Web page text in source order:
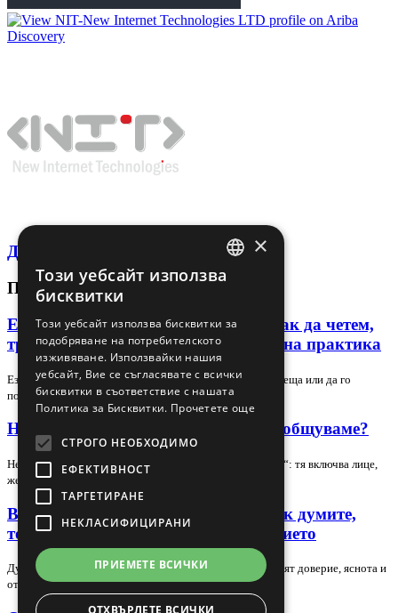
Декларация за поверителност
ПОСЛЕДНИ СТАТИИ
Език на тялото в лидера и екипа: как да четем,
тренираме и използваме сигналите на практика
Езикът на тялото може да подсили доверието в една среща или да го
подкопае за секунди, но само ако го…
Невербална комуникация – как да общуваме?
Невербалната комуникация е повече от „език на тялото“: тя включва лице,
жестове, поза, зрителен контакт,…
Вербална комуникация в екипа: как думите,
тонът и контекстът променят доверието
Думите в екипа не носят само информация — те оформят доверие, яснота и
отношение. В тази статия разглеждаме…
BULGARIAN
×
Този уебсайт използва
бисквитки
Този уебсайт използва бисквитки за
подобряване на потребителското
изживяване. Използвайки нашия
уебсайт, Вие се съгласявате с всички
бисквитки в съответствие с нашата
Политика за Бисквитки. Прочетете още
СТРОГО НЕОБХОДИМО
ЕФЕКТИВНОСТ
ТАРГЕТИРАНЕ
НЕКЛАСИФИЦИРАНИ
ПРИЕМЕТЕ ВСИЧКИ
ОТХВЪРЛЕТЕ ВСИЧКИ